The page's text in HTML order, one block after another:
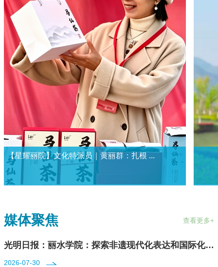
【星耀丽院】文化特派员｜黄丽群：扎根 ...
媒体聚焦 查看更多+
光明日报：丽水学院：探索非遗现代化表达和国际化传播新路径
2026-07-30